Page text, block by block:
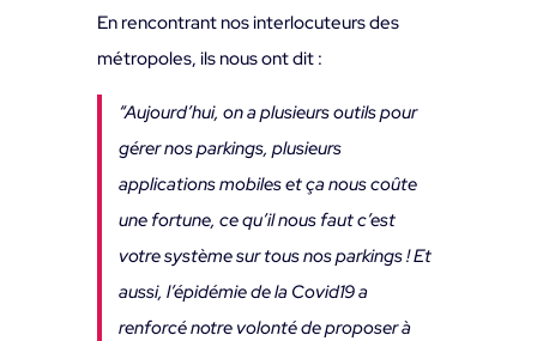
En rencontrant nos interlocuteurs des
métropoles, ils nous ont dit :
“Aujourd’hui, on a plusieurs outils pour
gérer nos parkings, plusieurs
applications mobiles et ça nous coûte
une fortune, ce qu’il nous faut c’est
votre système sur tous nos parkings ! Et
aussi, l’épidémie de la Covid19 a
renforcé notre volonté de proposer à